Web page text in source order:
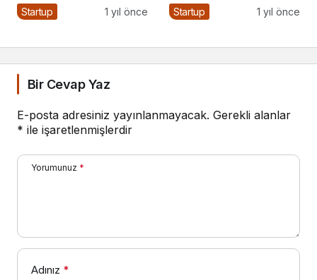
Markalaşma Şart
Startup 1 yıl önce Startup 1 yıl önce
Bir Cevap Yaz
E-posta adresiniz yayınlanmayacak. Gerekli alanlar
* ile işaretlenmişlerdir
Yorumunuz *
Adınız *